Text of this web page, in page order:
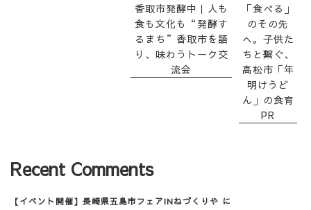
香取市発酵中｜人も
食も文化も“発酵す
るまち”香取市を語
り、味わうトーク交
流会
「食べる」
のその先
へ。子供た
ちと繋ぐ、
高松市「年
明けうど
ん」の食育
PR
Recent Comments
【イベント開催】長崎県五島市フェアINねづくりや に